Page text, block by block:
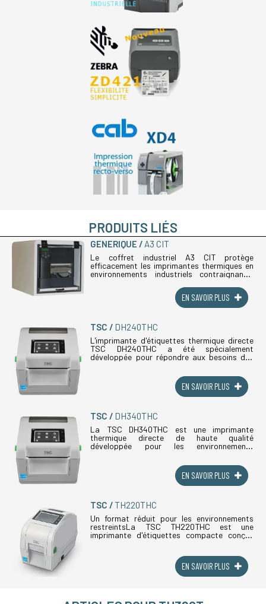
PRODUITS LIÉS
GENERIQUE A3 CIT
Le coffret industriel A3 CIT protège
efficacement les imprimantes thermiques en
environnements industriels contraignants.
haute résistance, ce coffret garantit (...)
EN SAVOIR PLUS
TSC DH240THC
L'imprimante d'étiquettes thermique directe
TSC DH240THC a été spécialement
développée pour répondre aux besoins des
EN SAVOIR PLUS
TSC DH340THC
La TSC DH340THC est une imprimante
thermique directe de haute qualité
développée pour les environnements
EN SAVOIR PLUS
TSC TH220THC
Un format réduit pour les environnements
restreintsLa TSC TH220THC est une
imprimante d'étiquettes compacte conçue
EN SAVOIR PLUS